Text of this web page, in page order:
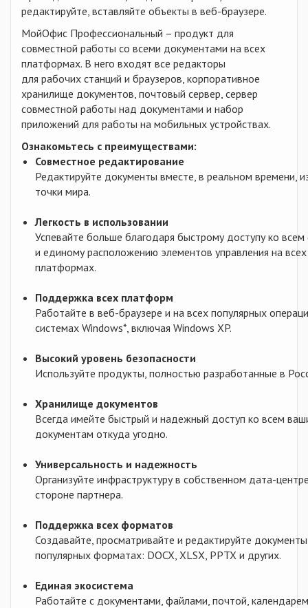
редактируйте, вставляйте объекты в веб-браузере.
МойОфис Профессиональный – продукт для
совместной работы со всеми документами на всех
платформах. В него входят все редакторы
для рабочих станций и браузеров, корпоративное
хранилище документов, почтовый сервер, сервер
совместной работы над документами и набор
приложений для работы на мобильных устройствах.
Ознакомьтесь с преимуществами:
Совместное редактирование
Редактируйте документы вместе, в реальном времени,
точки мира.
Легкость в использовании
Успевайте больше благодаря быстрому доступу ко
и единому расположению элементов управления на всех
платформах.
Поддержка всех платформ
Работайте в веб-браузере и на всех популярных
системах Windows*, включая Windows XP.
Высокий уровень безопасности
Используйте продукты, полностью разработанные в
Хранилище документов
Всегда имейте быстрый и надежный доступ ко всем
документам откуда угодно.
Универсальность и надежность
Организуйте инфраструктуру в собственном дата-
стороне партнера.
Поддержка всех форматов
Создавайте, просматривайте и редактируйте
популярных форматах: DOCX, XLSX, PPTX и других.
Единая экосистема
Работайте с документами, файлами, почтой, календарем